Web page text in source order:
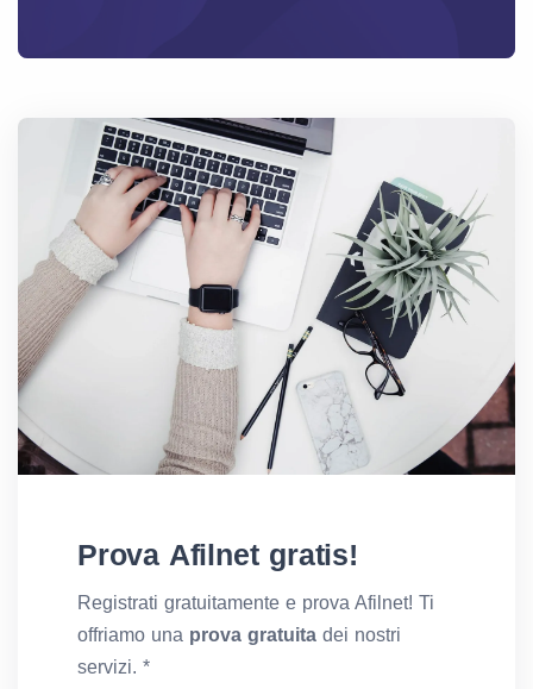
Prova Afilnet gratis!
Registrati gratuitamente e prova Afilnet! Ti
offriamo una prova gratuita dei nostri
servizi. *